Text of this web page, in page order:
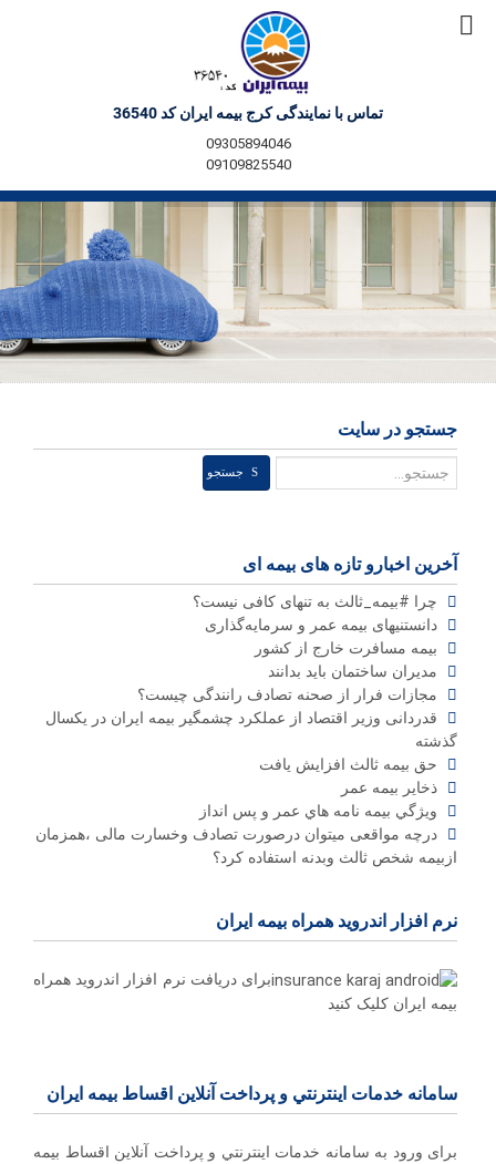
تماس با نمایندگی کرج بیمه ایران کد 36540
09305894046
09109825540
جستجو در سایت
جستجوجستجو
آخرین اخبارو تازه های بیمه ای
چرا #بیمه_ثالث به تنهای کافی نیست؟
دانستنیهای بیمه عمر و سرمایه‌گذاری
بیمه مسافرت خارج از کشور
مدیران ساختمان باید بدانند
مجازات فرار از صحنه تصادف رانندگی چیست؟
قدردانی وزیر اقتصاد از عملکرد چشمگیر بیمه ایران در یکسال
گذشته
حق بیمه ثالث افزایش یافت
ذخاير بيمه عمر
ويژگي بيمه نامه هاي عمر و پس انداز
درچه مواقعی میتوان درصورت تصادف وخسارت مالی ،همزمان
ازبیمه شخص ثالث وبدنه استفاده کرد؟
نرم افزار اندروید همراه بیمه ایران
برای دریافت نرم افزار اندروید همراه
بیمه ایران کلیک کنید
سامانه خدمات اينترنتي و پرداخت آنلاین اقساط بيمه ايران
برای ورود به سامانه خدمات اينترنتي و پرداخت آنلاین اقساط بيمه